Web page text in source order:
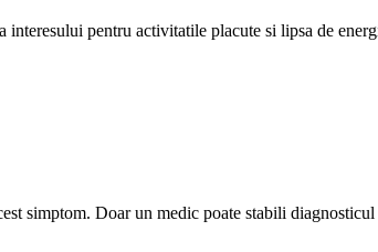
interesului pentru activitatile placute si lipsa de
simptom. Doar un medic poate stabili diagnosticul